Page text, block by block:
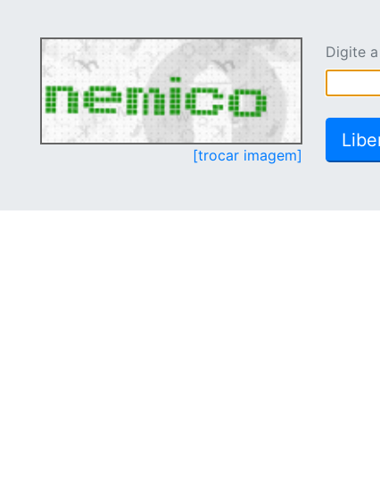
[trocar imagem]
Digite